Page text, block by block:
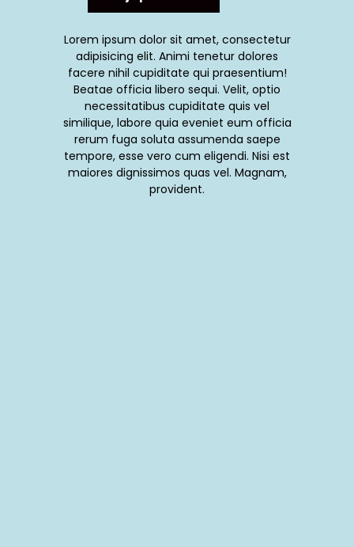
Lorem ipsum dolor sit amet, consectetur
adipisicing elit. Animi tenetur dolores
facere nihil cupiditate qui praesentium!
Beatae officia libero sequi. Velit, optio
necessitatibus cupiditate quis vel
similique, labore quia eveniet eum officia
rerum fuga soluta assumenda saepe
tempore, esse vero cum eligendi. Nisi est
maiores dignissimos quas vel. Magnam,
provident.